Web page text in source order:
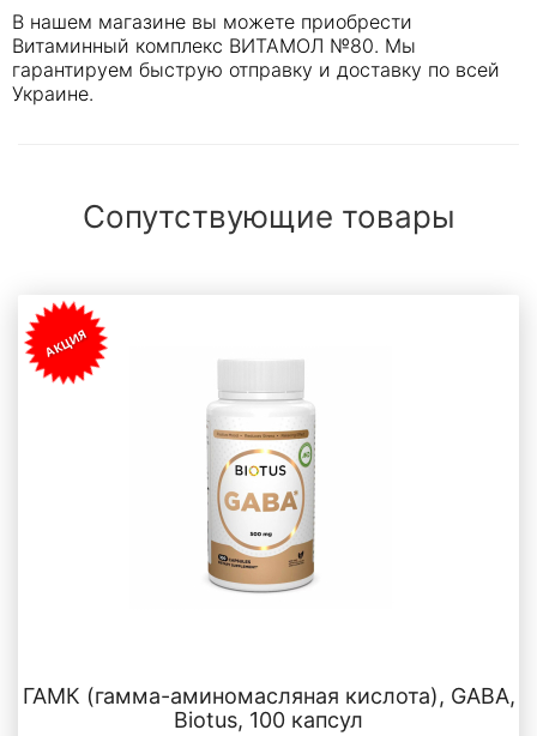
В нашем магазине вы можете приобрести
Витаминный комплекс ВИТАМОЛ №80. Мы
гарантируем быструю отправку и доставку по всей
Украине.
Сопутствующие товары
ГАМК (гамма-аминомасляная кислота), GABA,
Biotus, 100 капсул
АКЦИЯ